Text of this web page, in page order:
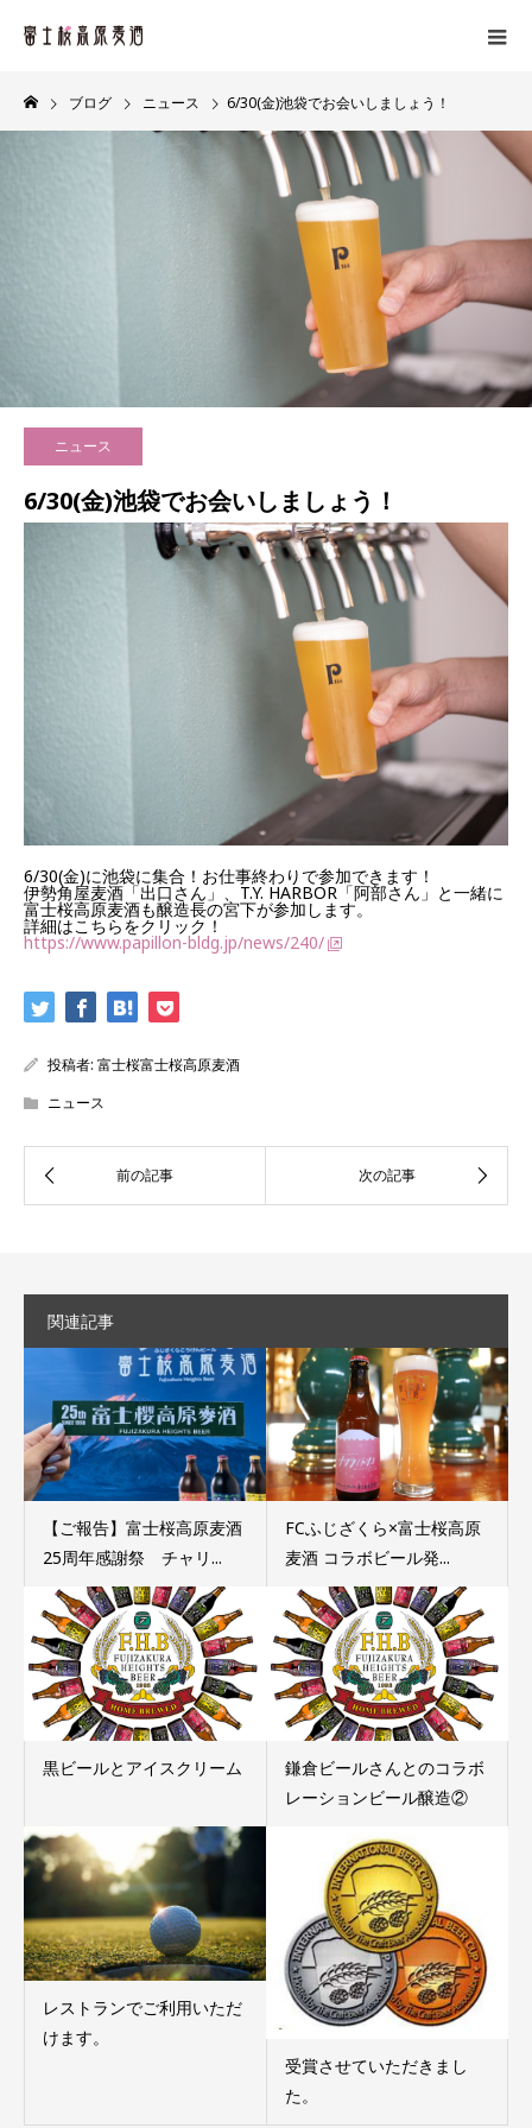
ブログ ニュース 6/30(金)池袋でお会いしましょう！
ニュース
6/30(金)池袋でお会いしましょう！
6/30(金)に池袋に集合！お仕事終わりで参加できます！
伊勢角屋麦酒「出口さん」、T.Y. HARBOR「阿部さん」と一緒に
富士桜高原麦酒も醸造長の宮下が参加します。
詳細はこちらをクリック！
https://www.papillon-bldg.jp/news/240/
投稿者: 富士桜富士桜高原麦酒
ニュース
関連記事
【ご報告】富士桜高原麦酒
25周年感謝祭 チャリ...
FCふじざくら×富士桜高原
麦酒 コラボビール発...
黒ビールとアイスクリーム
鎌倉ビールさんとのコラボ
レーションビール醸造②
レストランでご利用いただ
けます。
受賞させていただきまし
た。